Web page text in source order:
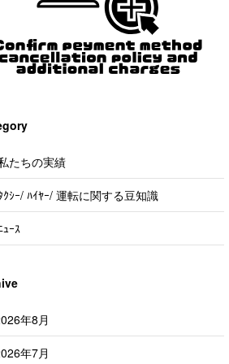
たちの実績
ｸｼｰ/ ﾊｲﾔｰ/ 運転に関する豆知識
ｭｰｽ
年8月
年7月